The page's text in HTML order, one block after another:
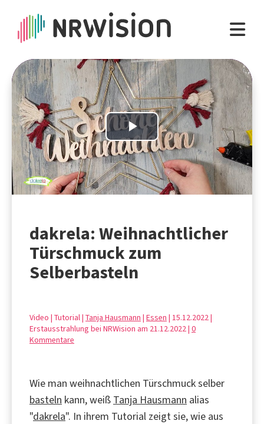
Play
Video
dakrela: Weihnachtlicher
Türschmuck zum
Selberbasteln
Video | Tutorial | Tanja Hausmann | Essen | 15.12.2022 |
Erstausstrahlung bei NRWision am 21.12.2022 | 0
Kommentare
Wie man weihnachtlichen Türschmuck selber
basteln kann, weiß Tanja Hausmann alias
"dakrela". In ihrem Tutorial zeigt sie, wie aus